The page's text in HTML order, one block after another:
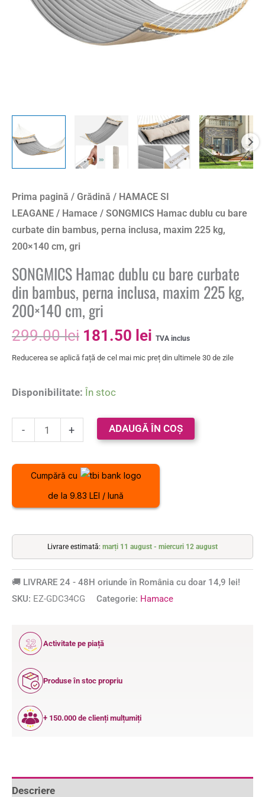
Prima pagină / Grădină / HAMACE SI
LEAGANE / Hamace / SONGMICS Hamac dublu cu bare
curbate din bambus, perna inclusa, maxim 225 kg,
200×140 cm, gri
SONGMICS Hamac dublu cu bare curbate
din bambus, perna inclusa, maxim 225 kg,
200×140 cm, gri
299.00lei 181.50 lei TVA inclus
Reducerea se aplică față de cel mai mic preț din ultimele 30 de zile
Disponibilitate: În stoc
-
bambus,
cm,
gri
+ ADAUGĂ ÎN COȘ
Cumpără cu
de la 9.83 LEI / lună
Livrare estimată: marți 11 august - miercuri 12 august
🚚 LIVRARE 24 - 48H oriunde în România cu doar 14,9 lei!
SKU: EZ-GDC34CG Categorie: Hamace
12
ANI
Activitate pe piață
Produse în stoc propriu
+ 150.000 de clienți mulțumiți
Descriere